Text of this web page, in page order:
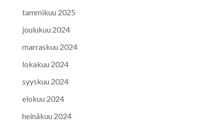
tammikuu 2025
joulukuu 2024
marraskuu 2024
lokakuu 2024
syyskuu 2024
elokuu 2024
heinäkuu 2024